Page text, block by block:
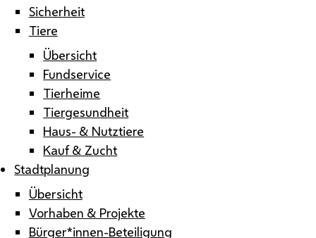
Sicherheit
Tiere
Übersicht
Fundservice
Tierheime
Tiergesundheit
Haus- & Nutztiere
Kauf & Zucht
Stadtplanung
Übersicht
Vorhaben & Projekte
Bürger*innen-Beteiligung